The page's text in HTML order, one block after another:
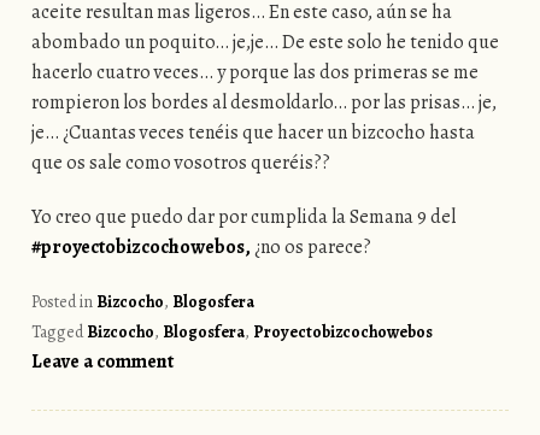
aceite resultan mas ligeros… En este caso, aún se ha
abombado un poquito… je,je… De este solo he tenido que
hacerlo cuatro veces… y porque las dos primeras se me
rompieron los bordes al desmoldarlo… por las prisas… je,
je… ¿Cuantas veces tenéis que hacer un bizcocho hasta
que os sale como vosotros queréis??
Yo creo que puedo dar por cumplida la Semana 9 del
#proyectobizcochowebos, ¿no os parece?
Posted in Bizcocho, Blogosfera
TaggedBizcocho, Blogosfera, Proyectobizcochowebos
Leave a comment